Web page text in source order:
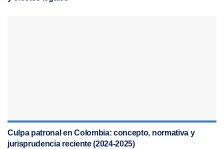
Culpa patronal en Colombia: concepto, normativa y
jurisprudencia reciente (2024-2025)